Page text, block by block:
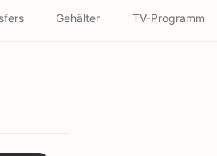
Gehälter TV-Programm